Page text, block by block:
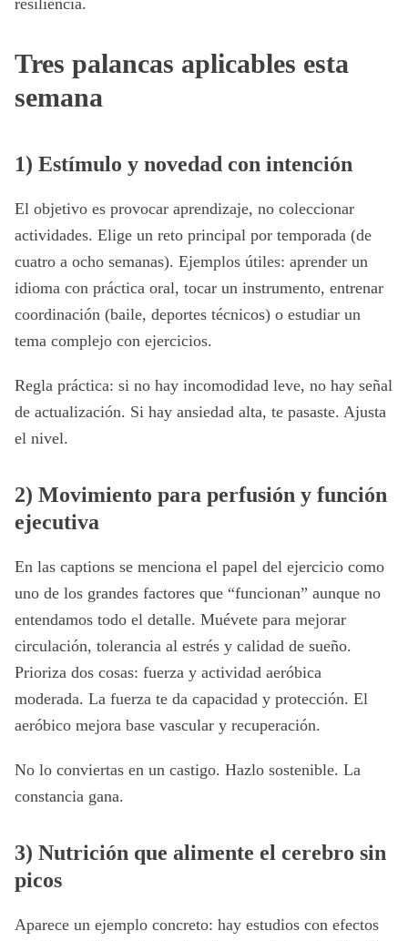
resiliencia.
Tres palancas aplicables esta
semana
1) Estímulo y novedad con intención
El objetivo es provocar aprendizaje, no coleccionar
actividades. Elige un reto principal por temporada (de
cuatro a ocho semanas). Ejemplos útiles: aprender un
idioma con práctica oral, tocar un instrumento, entrenar
coordinación (baile, deportes técnicos) o estudiar un
tema complejo con ejercicios.
Regla práctica: si no hay incomodidad leve, no hay señal
de actualización. Si hay ansiedad alta, te pasaste. Ajusta
el nivel.
2) Movimiento para perfusión y función
ejecutiva
En las captions se menciona el papel del ejercicio como
uno de los grandes factores que “funcionan” aunque no
entendamos todo el detalle. Muévete para mejorar
circulación, tolerancia al estrés y calidad de sueño.
Prioriza dos cosas: fuerza y actividad aeróbica
moderada. La fuerza te da capacidad y protección. El
aeróbico mejora base vascular y recuperación.
No lo conviertas en un castigo. Hazlo sostenible. La
constancia gana.
3) Nutrición que alimente el cerebro sin
picos
Aparece un ejemplo concreto: hay estudios con efectos